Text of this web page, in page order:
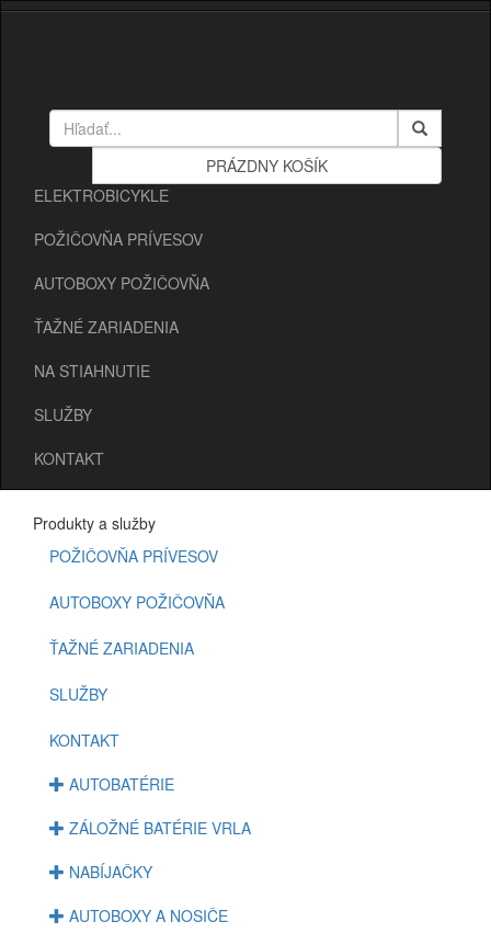
ELEKTROBICYKLE
POŽIČOVŇA PRÍVESOV
AUTOBOXY POŽIČOVŇA
ŤAŽNÉ ZARIADENIA
NA STIAHNUTIE
SLUŽBY
KONTAKT
Produkty a služby
POŽIČOVŇA PRÍVESOV
AUTOBOXY POŽIČOVŇA
ŤAŽNÉ ZARIADENIA
SLUŽBY
KONTAKT
AUTOBATÉRIE
ZÁLOŽNÉ BATÉRIE VRLA
NABÍJAČKY
AUTOBOXY A NOSIČE